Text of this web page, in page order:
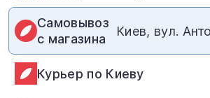
Самовывоз
с магазина
Киев, вул.
Курьер по Киеву